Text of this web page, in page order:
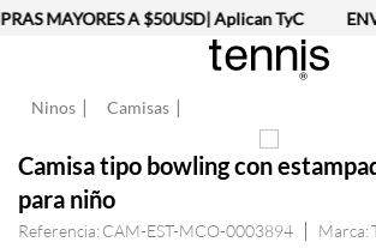
MAYORES A $50USD| Aplican TyC
Ninos Camisas
Camisa tipo bowling con
para niño
Referencia: CAM-EST-MCO-0003894